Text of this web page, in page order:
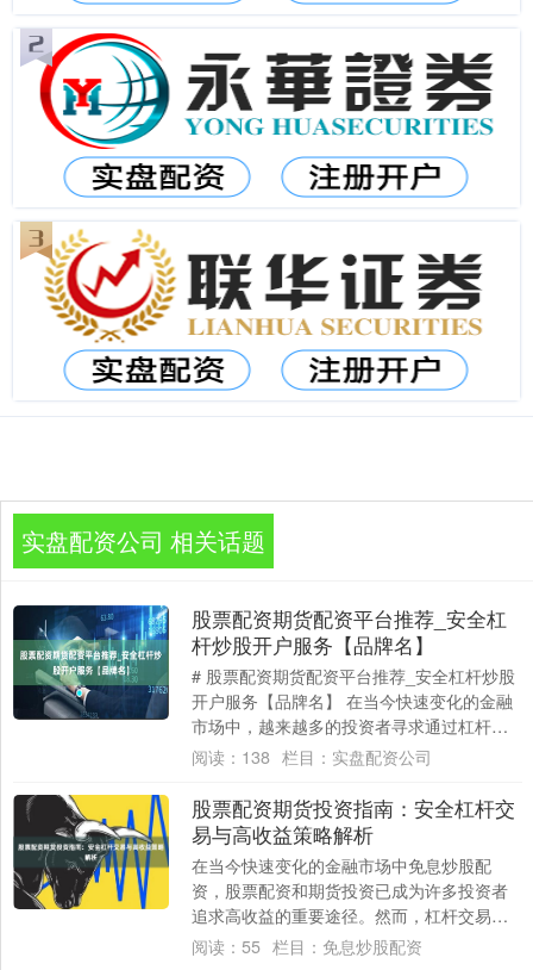
实盘配资公司 相关话题
股票配资期货配资平台推荐_安全杠
杆炒股开户服务【品牌名】
# 股票配资期货配资平台推荐_安全杠杆炒股
开户服务【品牌名】 在当今快速变化的金融
市场中，越来越多的投资者寻求通过杠杆工
具来放大收益。股票配资和期货配资作为一
阅读： 138 栏目： 实盘配资公司
股票配资期货投资指南：安全杠杆交
易与高收益策略解析
在当今快速变化的金融市场中免息炒股配
资，股票配资和期货投资已成为许多投资者
追求高收益的重要途径。然而，杠杆交易如
同一把双刃剑，既能放大收益，也可能加剧
阅读： 55 栏目： 免息炒股配资